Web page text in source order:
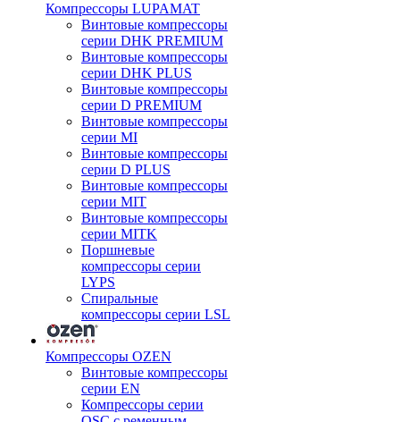
Компрессоры LUPAMAT
Винтовые компрессоры
серии DHK PREMIUM
Винтовые компрессоры
серии DHK PLUS
Винтовые компрессоры
серии D PREMIUM
Винтовые компрессоры
серии MI
Винтовые компрессоры
серии D PLUS
Винтовые компрессоры
серии MIT
Винтовые компрессоры
серии MITK
Поршневые
компрессоры серии
LYPS
Спиральные
компрессоры серии LSL
Компрессоры OZEN
Винтовые компрессоры
серии EN
Компрессоры серии